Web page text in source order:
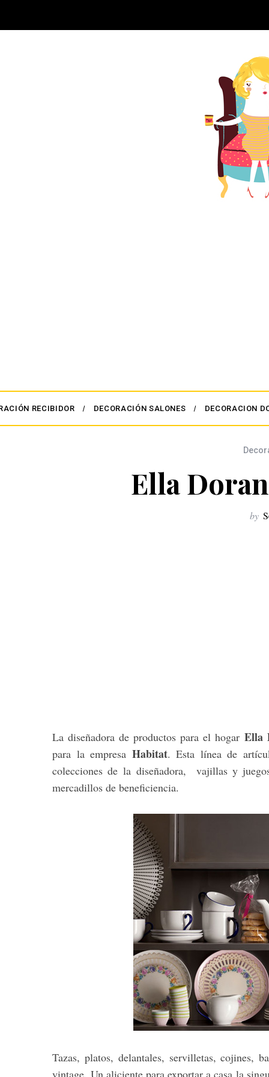
RECIBIDOR DECORACIÓN SALONES DECORACION
Ella
by
La diseñadora de productos para el hogar Ella
para la empresa Habitat. Esta línea de
colecciones de la diseñadora, vajillas y
mercadillos de beneficiencia.
Tazas, platos, delantales, servilletas, cojines,
vintage. Un aliciente para exportar a casa la